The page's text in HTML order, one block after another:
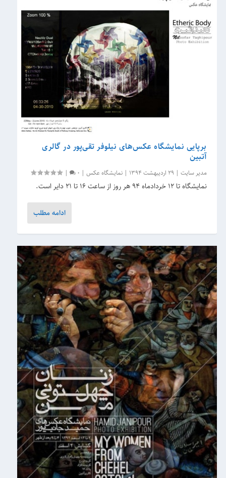
برپایی نمایشگاه عکس‌های نیلوفر تقی‌پور در گالری
آتبین
مدیر سایت |29 اردیبهشت 1394 |نمایشگاه عکس |
0
|
نمایشگاه تا ۱۲ خردادماه ۹۴ هر روز از ساعت ۱۶ تا ۲۱ دایر است.
ادامه مطلب